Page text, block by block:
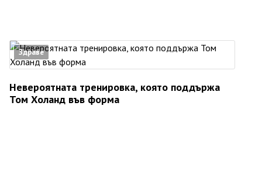
Здраве
Невероятната тренировка, която поддържа
Том Холанд във форма